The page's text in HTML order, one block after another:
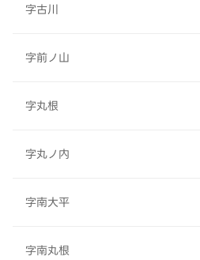
字古川
字前ノ山
字丸根
字丸ノ内
字南大平
字南丸根